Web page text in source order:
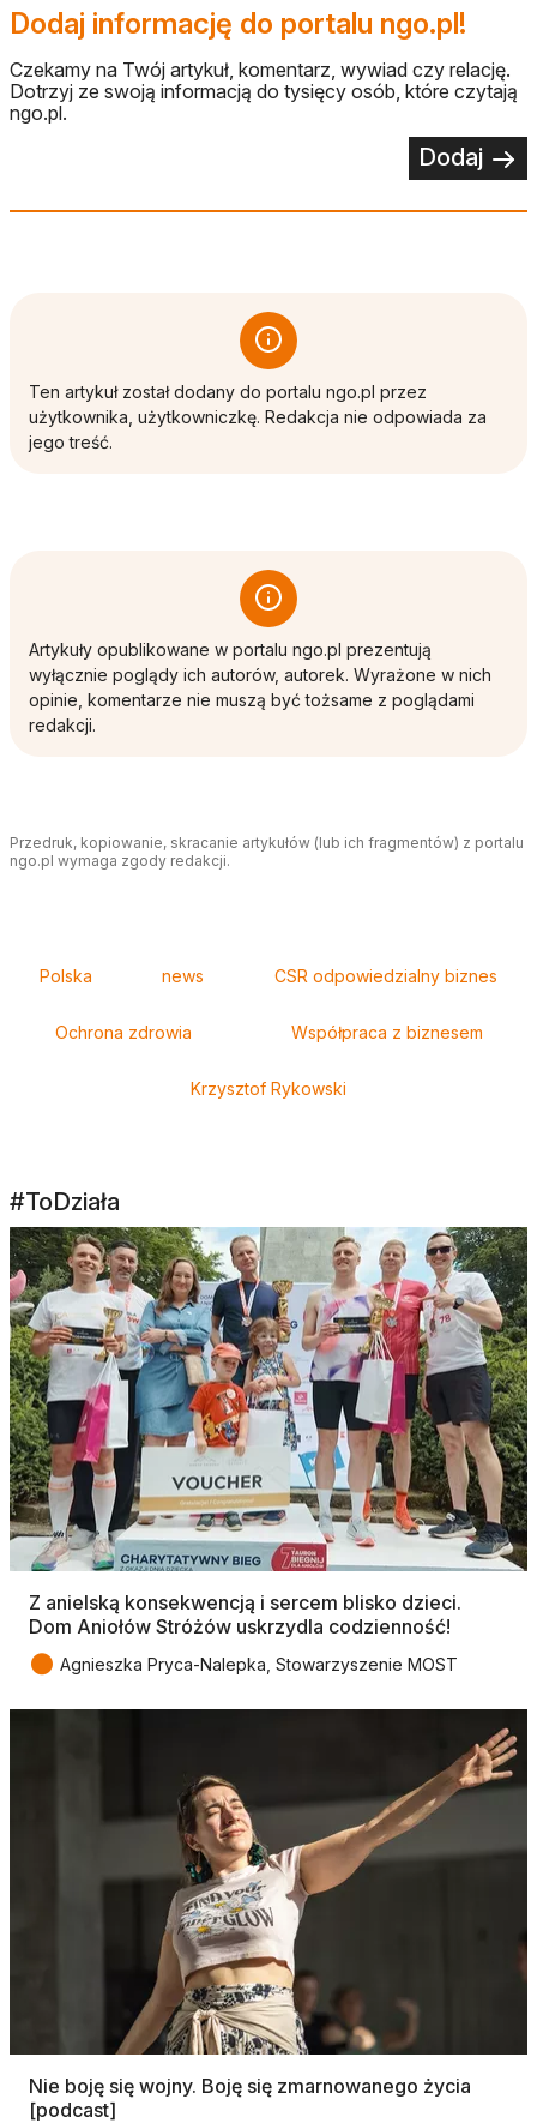
Dodaj informację do portalu ngo.pl!
Czekamy na Twój artykuł, komentarz, wywiad czy relację.
Dotrzyj ze swoją informacją do tysięcy osób, które czytają
ngo.pl.
Dodaj
Ten artykuł został dodany do portalu ngo.pl przez
użytkownika, użytkowniczkę. Redakcja nie odpowiada za
jego treść.
Artykuły opublikowane w portalu ngo.pl prezentują
wyłącznie poglądy ich autorów, autorek. Wyrażone w nich
opinie, komentarze nie muszą być tożsame z poglądami
redakcji.
Przedruk, kopiowanie, skracanie artykułów (lub ich fragmentów) z portalu
ngo.pl wymaga zgody redakcji.
Polska news CSR odpowiedzialny biznes
Ochrona zdrowia Współpraca z biznesem
Krzysztof Rykowski
#ToDziała
Z anielską konsekwencją i sercem blisko dzieci.
Dom Aniołów Stróżów uskrzydla codzienność!
● Agnieszka Pryca-Nalepka, Stowarzyszenie MOST
Nie boję się wojny. Boję się zmarnowanego życia
[podcast]